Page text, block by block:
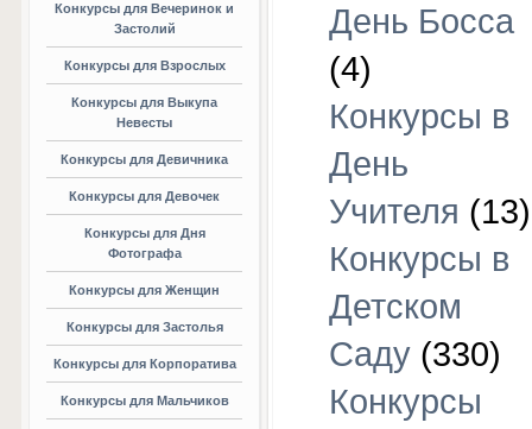
Конкурсы для Вечеринок и
Застолий
Конкурсы для Взрослых
Конкурсы для Выкупа
Невесты
Конкурсы для Девичника
Конкурсы для Девочек
Конкурсы для Дня
Фотографа
Конкурсы для Женщин
Конкурсы для Застолья
Конкурсы для Корпоратива
Конкурсы для Мальчиков
День Босса
(4)
Конкурсы в
День
Учителя (13)
Конкурсы в
Детском
Саду(330)
Конкурсы